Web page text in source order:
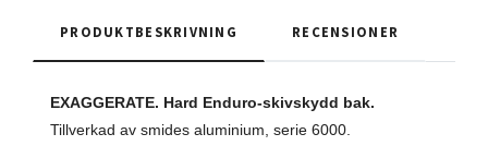
PRODUKTBESKRIVNING RECENSIONER
EXAGGERATE. Hard Enduro-skivskydd bak.
Tillverkad av smides aluminium, serie 6000.